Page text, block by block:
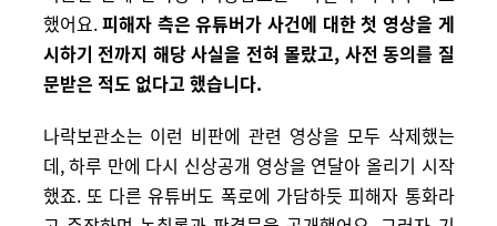
했어요.피해자 측은 유튜버가 사건에 대한 첫 영상을 게
시하기 전까지 해당 사실을 전혀 몰랐고, 사전 동의를 질
문받은 적도 없다고 했습니다.
나락보관소는 이런 비판에 관련 영상을 모두 삭제했는
데, 하루 만에 다시 신상공개 영상을 연달아 올리기 시작
했죠. 또 다른 유튜버도 폭로에 가담하듯 피해자 통화라